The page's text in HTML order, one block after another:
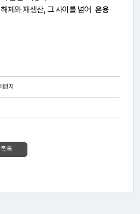
체와 재생산, 그 사이를 넘어은용
정치
목록